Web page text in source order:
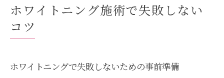
ホワイトニング施術で失敗しない
コツ
ホワイトニングで失敗しないための事前準備